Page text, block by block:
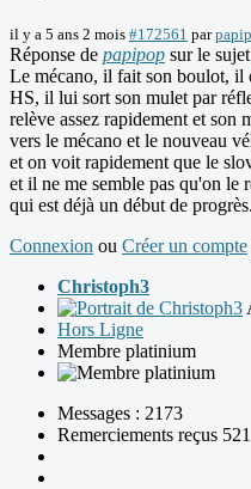
il y a 5 ans 2 mois #172561 par
Réponse de papipop sur le sujet
Le mécano, il fait son boulot, il
HS, il lui sort son mulet par
relève assez rapidement et son
vers le mécano et le nouveau
et on voit rapidement que le
et il ne me semble pas qu'on le
qui est déjà un début de
Connexion ou Créer un compte
Christoph3
Hors Ligne
Membre platinium
Messages : 2173
Remerciements reçus 521